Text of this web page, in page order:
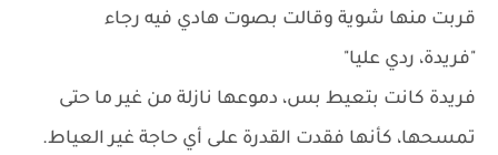
قربت منها شوية وقالت بصوت هادي فيه رجاء
"فريدة، ردي عليا"
فريدة كانت بتعيط بس، دموعها نازلة من غير ما حتى
تمسحها، كأنها فقدت القدرة على أي حاجة غير العياط.